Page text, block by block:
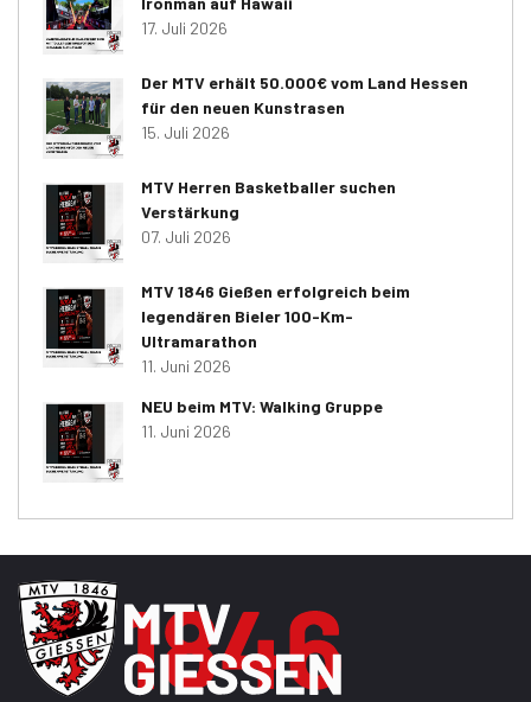
17. Juli 2026
Der MTV erhält 50.000€ vom Land Hessen
für den neuen Kunstrasen
15. Juli 2026
MTV Herren Basketballer suchen
Verstärkung
07. Juli 2026
MTV 1846 Gießen erfolgreich beim
legendären Bieler 100-Km-
Ultramarathon
11. Juni 2026
NEU beim MTV: Walking Gruppe
11. Juni 2026